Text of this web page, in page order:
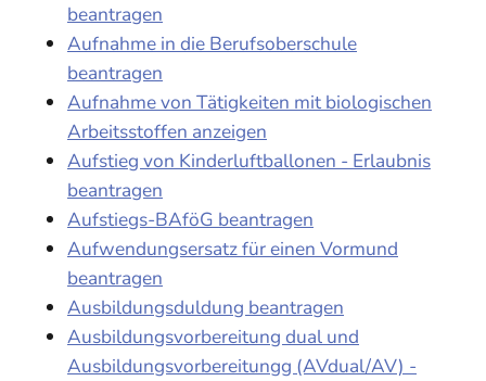
beantragen
Aufnahme in die Berufsoberschule
beantragen
Aufnahme von Tätigkeiten mit biologischen
Arbeitsstoffen anzeigen
Aufstieg von Kinderluftballonen - Erlaubnis
beantragen
Aufstiegs-BAföG beantragen
Aufwendungsersatz für einen Vormund
beantragen
Ausbildungsduldung beantragen
Ausbildungsvorbereitung dual und
Ausbildungsvorbereitungg (AVdual/AV) -